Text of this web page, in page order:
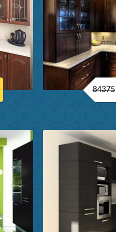
84375